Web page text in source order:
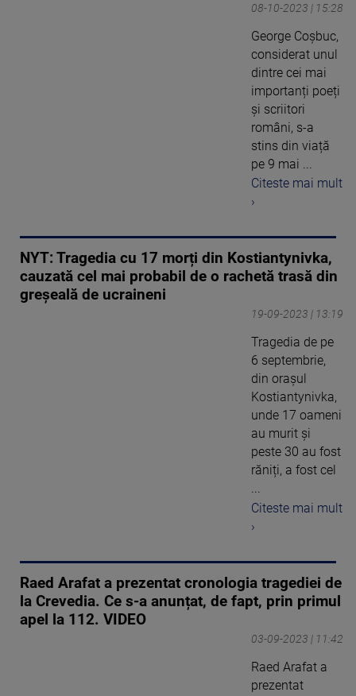
08-10-2023 | 15:28
George Coșbuc,
considerat unul
dintre cei mai
importanți poeți
și scriitori
români, s-a
stins din viață
pe 9 mai ...
Citeste mai mult
›
NYT: Tragedia cu 17 morți din Kostiantynivka,
cauzată cel mai probabil de o rachetă trasă din
greșeală de ucraineni
19-09-2023 | 13:19
Tragedia de pe
6 septembrie,
din orașul
Kostiantynivka,
unde 17 oameni
au murit și
peste 30 au fost
răniți, a fost cel
...
Citeste mai mult
›
Raed Arafat a prezentat cronologia tragediei de
la Crevedia. Ce s-a anunțat, de fapt, prin primul
apel la 112. VIDEO
03-09-2023 | 11:42
Raed Arafat a
prezentat